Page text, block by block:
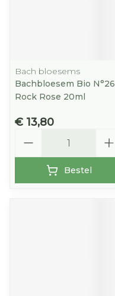
Bach bloesems
Bachbloesem Bio N°26
Rock Rose 20ml
€ 13,80
Bestel